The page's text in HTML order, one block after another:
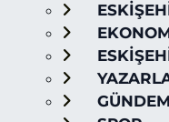
GÜNDEM